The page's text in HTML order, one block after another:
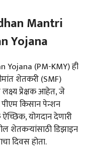
Mantri
Yojana
Yojana (PM-KMY) ही
शेतकरी (SMF)
प्रेक्षक आहेत, जे
किसान पेन्शन
योगदान देणारी
शेतकऱ्यांसाठी डिझाइन
दिवस होता.